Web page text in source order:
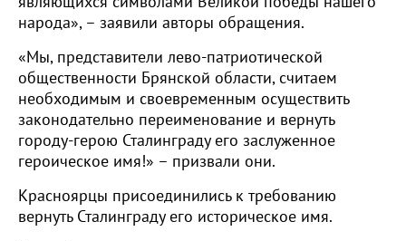
народа», – заявили авторы обращения.
«Мы, представители лево-патриотической
общественности Брянской области, считаем
необходимым и своевременным осуществить
законодательно переименование и вернуть
городу-герою Сталинграду его заслуженное
героическое имя!» – призвали они.
Красноярцы присоединились к требованию
вернуть Сталинграду его историческое имя.